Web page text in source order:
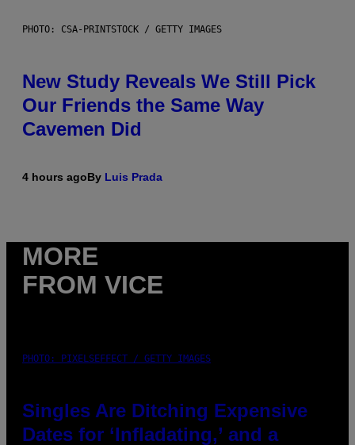
PHOTO: CSA-PRINTSTOCK / GETTY IMAGES
New Study Reveals We Still Pick
Our Friends the Same Way
Cavemen Did
4 hours agoBy Luis Prada
MORE
FROM VICE
PHOTO: PIXELSEFFECT / GETTY IMAGES
Singles Are Ditching Expensive
Dates for ‘Infladating,’ and a